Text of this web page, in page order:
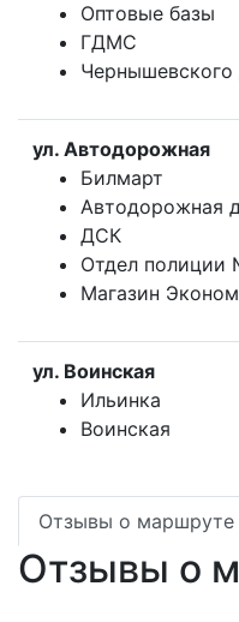
Оптовые базы
ГДМС
Чернышевского
ул. Автодорожная
Билмарт
Автодорожная
ДСК
Отдел полиции
Магазин
ул. Воинская
Ильинка
Воинская
Отзывы о маршруте
Отзывы о